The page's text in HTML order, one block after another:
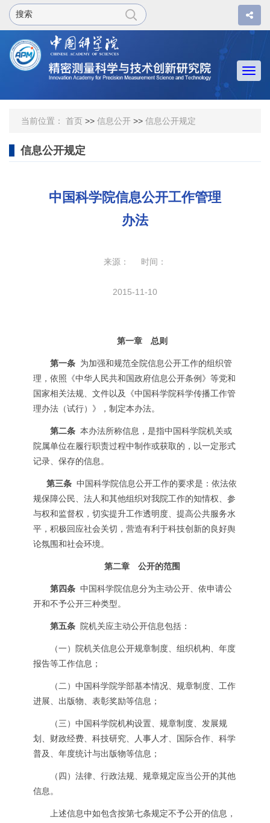
当前位置： 首页 >> 信息公开 >> 信息公开规定
信息公开规定
中国科学院信息公开工作管理
办法
来源： 时间：
2015-11-10
第一章 总则
第一条 为加强和规范全院信息公开工作的组织管
理，依照《中华人民共和国政府信息公开条例》等党和
国家相关法规、文件以及《中国科学院科学传播工作管
理办法（试行）》，制定本办法。
第二条 本办法所称信息，是指中国科学院机关或
院属单位在履行职责过程中制作或获取的，以一定形式
记录、保存的信息。
第三条 中国科学院信息公开工作的要求是：依法依
规保障公民、法人和其他组织对我院工作的知情权、参
与权和监督权，切实提升工作透明度、提高公共服务水
平，积极回应社会关切，营造有利于科技创新的良好舆
论氛围和社会环境。
第二章 公开的范围
第四条 中国科学院信息分为主动公开、依申请公
开和不予公开三种类型。
第五条 院机关应主动公开信息包括：
（一）院机关信息公开规章制度、组织机构、年度
报告等工作信息；
（二）中国科学院学部基本情况、规章制度、工作
进展、出版物、表彰奖励等信息；
（三）中国科学院机构设置、规章制度、发展规
划、财政经费、科技研究、人事人才、国际合作、科学
普及、年度统计与出版物等信息；
（四）法律、行政法规、规章规定应当公开的其他
信息。
上述信息中如包含按第七条规定不予公开的信息，